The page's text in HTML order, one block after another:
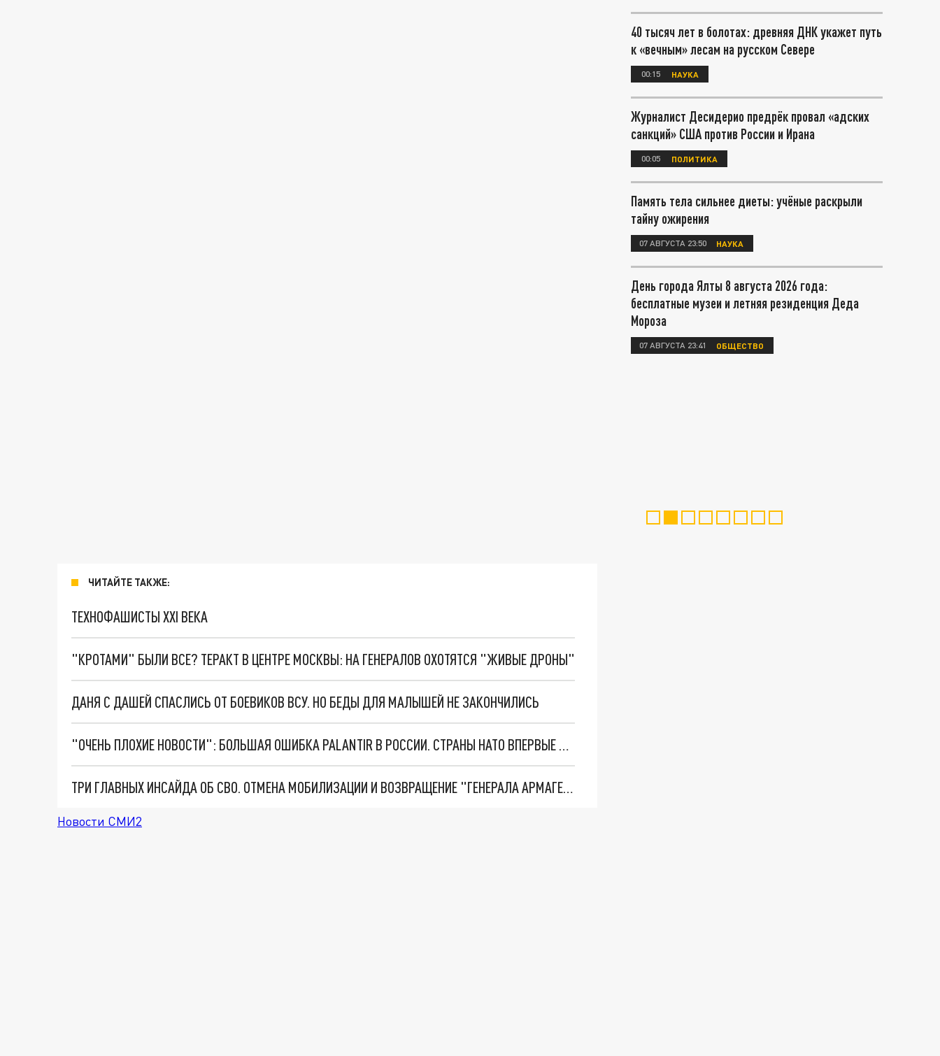
ЧИТАЙТЕ ТАКЖЕ:
ТЕХНОФАШИСТЫ XXI ВЕКА
"КРОТАМИ" БЫЛИ ВСЕ? ТЕРАКТ В ЦЕНТРЕ МОСКВЫ: НА ГЕНЕРАЛОВ ОХОТЯТСЯ "ЖИВЫЕ ДРОНЫ"
ДАНЯ С ДАШЕЙ СПАСЛИСЬ ОТ БОЕВИКОВ ВСУ. НО БЕДЫ ДЛЯ МАЛЫШЕЙ НЕ ЗАКОНЧИЛИСЬ
"ОЧЕНЬ ПЛОХИЕ НОВОСТИ": БОЛЬШАЯ ОШИБКА PALANTIR В РОССИИ. СТРАНЫ НАТО ВПЕРВЫЕ ЗА СВО ОСТАНОВИЛИ ПОСТАВКИ ОРУЖИЯ. ВСУ ТЕРЯЮТ ПРИГРАНИЧЬЕ?
ТРИ ГЛАВНЫХ ИНСАЙДА ОБ СВО. ОТМЕНА МОБИЛИЗАЦИИ И ВОЗВРАЩЕНИЕ "ГЕНЕРАЛА АРМАГЕДДОНА"? ОТЛИЧНЫЕ НОВОСТИ, КОТОРЫЕ ЖДАЛИ ВСЕ
Новости СМИ2
40 тысяч лет в болотах: древняя ДНК укажет путь
к «вечным» лесам на русском Севере
00:15 НАУКА
Журналист Десидерио предрёк провал «адских
санкций» США против России и Ирана
00:05 ПОЛИТИКА
Память тела сильнее диеты: учёные раскрыли
тайну ожирения
07 АВГУСТА 23:50 НАУКА
День города Ялты 8 августа 2026 года:
бесплатные музеи и летняя резиденция Деда
Мороза
07 АВГУСТА 23:41 ОБЩЕСТВО